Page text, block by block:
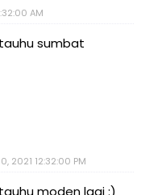
AM
sumbat
2021 12:32:00 PM
moden lagi :)